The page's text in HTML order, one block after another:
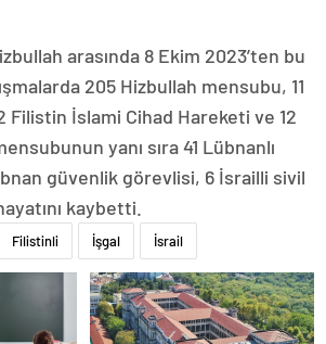
arasında 8 Ekim 2023’ten bu
205 Hizbullah mensubu, 11
Filistin İslami Cihad Hareketi ve 12
yanı sıra 41 Lübnanlı
güvenlik görevlisi, 6 İsrailli sivil
kaybetti.
Filistinli İşgal İsrail